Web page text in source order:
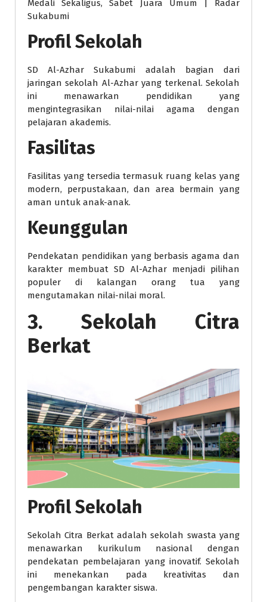
Profil Sekolah
SD Al-Azhar Sukabumi adalah bagian dari
jaringan sekolah Al-Azhar yang terkenal. Sekolah
ini menawarkan pendidikan yang
mengintegrasikan nilai-nilai agama dengan
pelajaran akademis.
Fasilitas
Fasilitas yang tersedia termasuk ruang kelas yang
modern, perpustakaan, dan area bermain yang
aman untuk anak-anak.
Keunggulan
Pendekatan pendidikan yang berbasis agama dan
karakter membuat SD Al-Azhar menjadi pilihan
populer di kalangan orang tua yang
mengutamakan nilai-nilai moral.
3. Sekolah Citra
Berkat
Profil Sekolah
Sekolah Citra Berkat adalah sekolah swasta yang
menawarkan kurikulum nasional dengan
pendekatan pembelajaran yang inovatif. Sekolah
ini menekankan pada kreativitas dan
pengembangan karakter siswa.